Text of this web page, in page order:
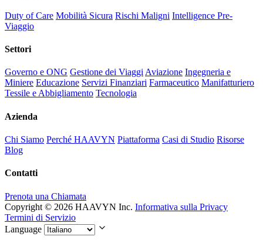
Duty of Care Mobilità Sicura Rischi Maligni Intelligence Pre-
Viaggio
Settori
Governo e ONG Gestione dei ViaggiAviazione Ingegneria e
Miniere Educazione Servizi Finanziari Farmaceutico Manifatturiero
Tessile e Abbigliamento Tecnologia
Azienda
Chi Siamo Perché HAAVYN Piattaforma Casi di Studio Risorse
Blog
Contatti
Prenota una Chiamata
Copyright © 2026 HAAVYN Inc. Informativa sulla Privacy
Termini di Servizio
Language